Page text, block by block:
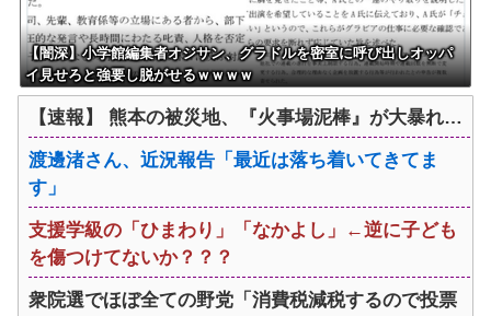
【闇深】小学館編集者オジサン、グラドルを密室に呼び出しオッパ
イ見せろと強要し脱がせるｗｗｗｗ
【速報】 熊本の被災地、『火事場泥棒』が大暴れ…
渡邊渚さん、近況報告「最近は落ち着いてきてま
す」
支援学級の「ひまわり」「なかよし」←逆に子ども
を傷つけてないか？？？
衆院選でほぼ全ての野党「消費税減税するので投票